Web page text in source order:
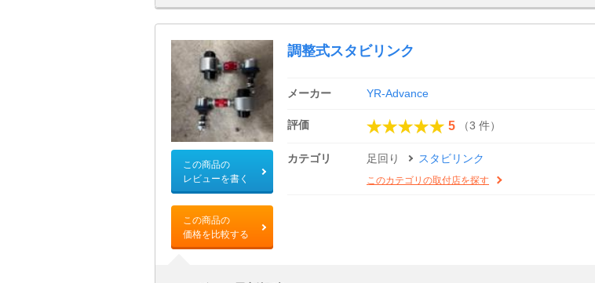
この商品の
レビューを書く
この商品の
価格を比較する
調整式スタビリンク
メーカー YR-Advance
評価 5 （3 件）
カテゴリ 足回り スタビリンク
このカテゴリの取付店を探す